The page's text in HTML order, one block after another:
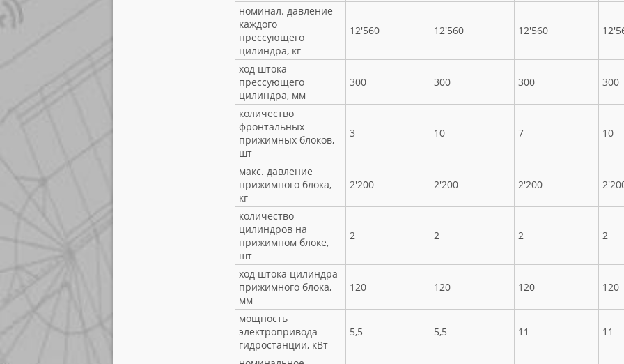
номинал. давление
каждого
прессующего
цилиндра, кг
12'560 12'560 12'560
ход штока
прессующего
цилиндра, мм
300 300 300 300
количество
фронтальных
прижимных блоков,
шт
3 10 7 10
макс. давление
прижимного блока,
кг
2'200 2'200 2'200
количество
цилиндров на
прижимном блоке,
шт
2 2 2 2
ход штока цилиндра
прижимного блока,
мм
120 120 120 120
мощность
электропривода
гидростанции, кВт
5,5 5,5 11 11